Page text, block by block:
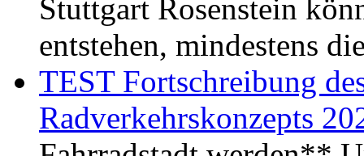
Stuttgart Rosenstein
entstehen, mindestens
TEST Fortschreibung
Radverkehrskonzepts